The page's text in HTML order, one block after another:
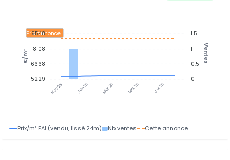
Nov 25 Jan 26 Mar 26 Mai 26 Jul 26
Prix annonce
1.5
1
0.5
0
Ventes
9548
8108
6668
5229
€/m²
Prix/m² FAI (vendu, lissé 24m) Nb ventes Cette annonce